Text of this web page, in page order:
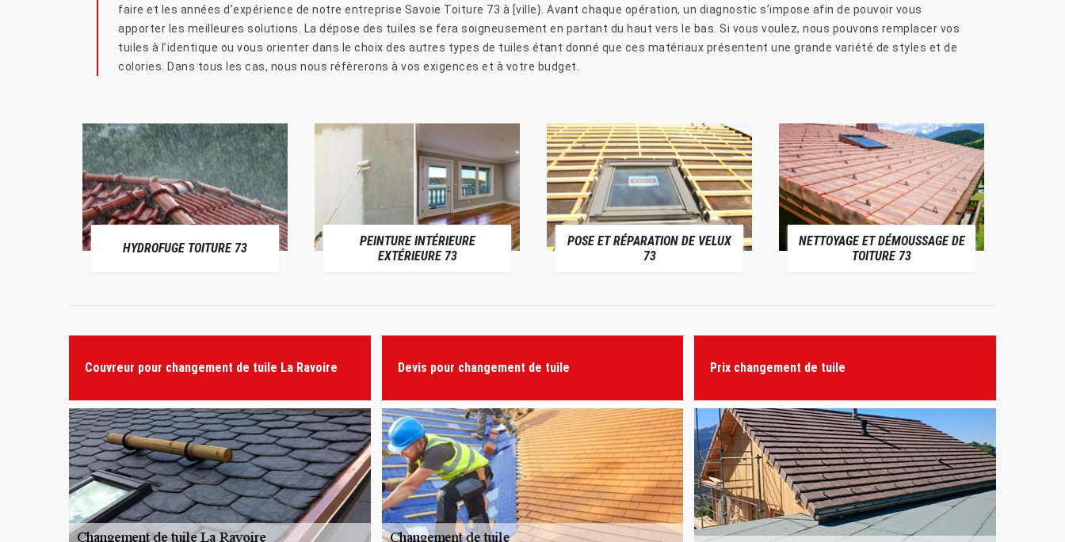
faire et les années d’expérience de notre entreprise Savoie Toiture 73 à [ville}. Avant chaque opération, un diagnostic s’impose afin de pouvoir vous
apporter les meilleures solutions. La dépose des tuiles se fera soigneusement en partant du haut vers le bas. Si vous voulez, nous pouvons remplacer vos
tuiles à l’identique ou vous orienter dans le choix des autres types de tuiles étant donné que ces matériaux présentent une grande variété de styles et de
colories. Dans tous les cas, nous nous réfèrerons à vos exigences et à votre budget.
HYDROFUGE TOITURE 73
PEINTURE INTÉRIEURE
EXTÉRIEURE 73
POSE ET RÉPARATION DE VELUX
73
NETTOYAGE ET DÉMOUSSAGE DE
TOITURE 73
Couvreur pour changement de tuile La Ravoire Devis pour changement de tuile Prix changement de tuile